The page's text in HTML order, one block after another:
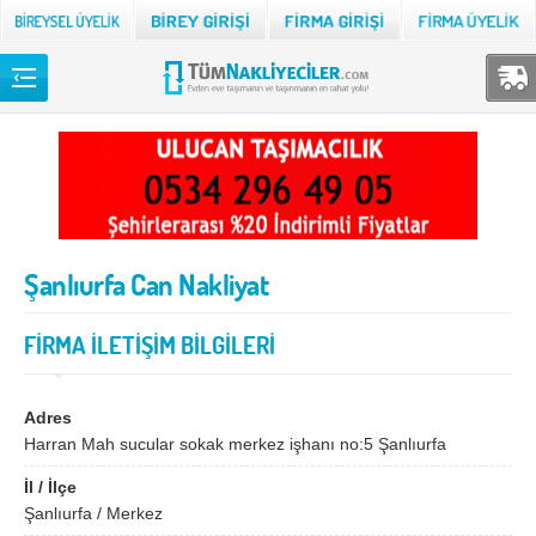
TÜM NAKLİYECİLER
Adıyaman
Ağrı
Aksaray Amasya
Aydın
Bartın Batman
Bayburt
Back
Şanlıurfa Can Nakliyat
FİRMA İLETİŞİM BİLGİLERİ
Adres
Harran Mah sucular sokak merkez işhanı no:5 Şanlıurfa
İl / İlçe
Şanlıurfa / Merkez